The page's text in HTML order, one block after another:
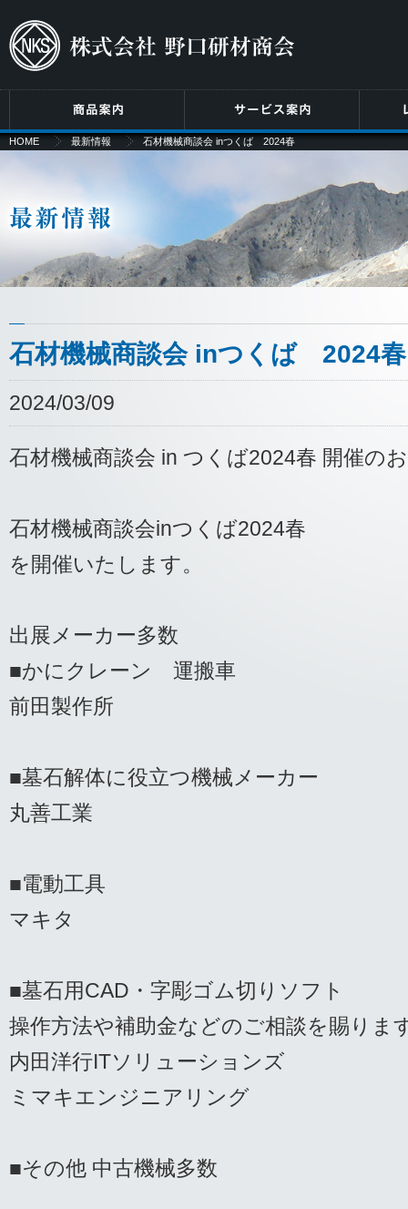
HOME 最新情報 石材機械商談会 inつくば 2024春
石材機械商談会 inつくば 2024春
2024/03/09
石材機械商談会 in つくば2024春 開催の
石材機械商談会inつくば2024春
を開催いたします。
出展メーカー多数
■かにクレーン 運搬車
前田製作所
■墓石解体に役立つ機械メーカー
丸善工業
■電動工具
マキタ
■墓石用CAD・字彫ゴム切りソフト
操作方法や補助金などのご相談を賜りま
内田洋行ITソリューションズ
ミマキエンジニアリング
■その他 中古機械多数